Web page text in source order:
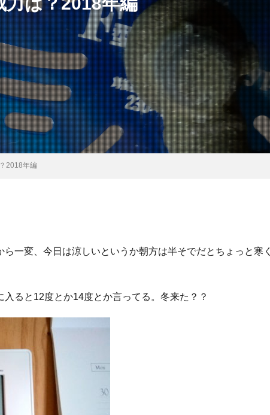
2018年編
一変、今日は涼しいというか朝方は半そでだとちょっと寒く
ると12度とか14度とか言ってる。冬来た？？